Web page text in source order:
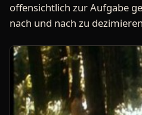
offensichtlich zur Aufgabe
nach und nach zu